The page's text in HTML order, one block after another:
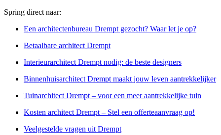
Spring direct naar:
Een architectenbureau Drempt gezocht? Waar let je op?
Betaalbare architect Drempt
Interieurarchitect Drempt nodig: de beste designers
Binnenhuisarchitect Drempt maakt jouw leven aantrekkelijker
Tuinarchitect Drempt – voor een meer aantrekkelijke tuin
Kosten architect Drempt – Stel een offerteaanvraag op!
Veelgestelde vragen uit Drempt